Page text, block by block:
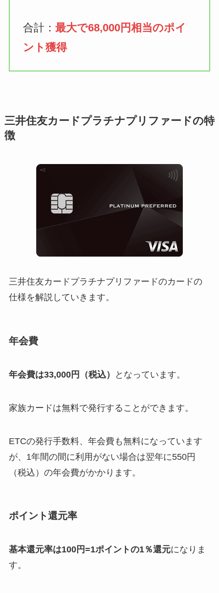
合計： 最大で68,000円相当のポイ
ント獲得
三井住友カードプラチナプリファードの特
徴
三井住友カードプラチナプリファードのカードの
仕様を解説していきます。
年会費
年会費は33,000円（税込） となっています。
家族カードは無料で発行することができます。
ETCの発行手数料、年会費も無料になっています
が、1年間の間に利用がない場合は翌年に550円
（税込）の年会費がかかります。
ポイント還元率
基本還元率は100円=1ポイントの1％還元になりま
す。